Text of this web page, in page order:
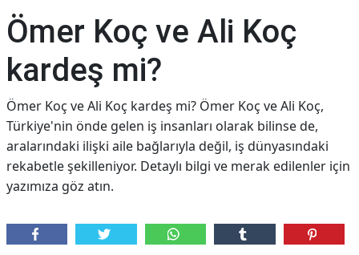
Ömer Koç ve Ali Koç
kardeş mi?
Ömer Koç ve Ali Koç kardeş mi? Ömer Koç ve Ali Koç,
Türkiye'nin önde gelen iş insanları olarak bilinse de,
aralarındaki ilişki aile bağlarıyla değil, iş dünyasındaki
rekabetle şekilleniyor. Detaylı bilgi ve merak edilenler için
yazımıza göz atın.